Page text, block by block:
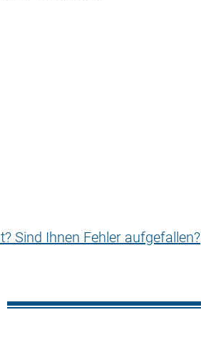
Sind Ihnen Fehler aufgefallen?